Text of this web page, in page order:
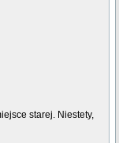
starej. Niestety,